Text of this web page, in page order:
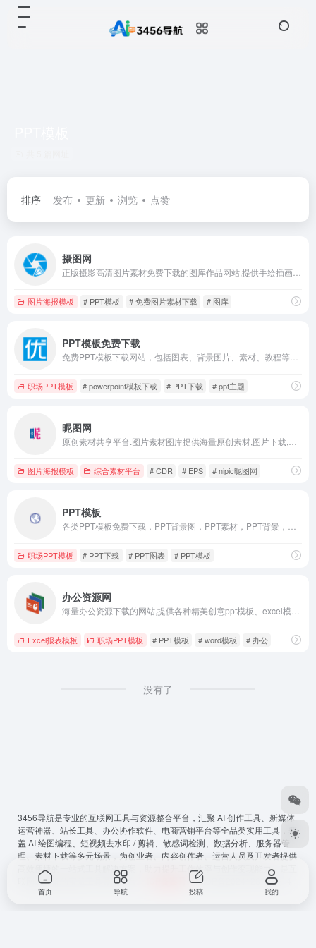
排序 发布 更新 浏览 点赞
摄图网
图片海报模板 # PPT模板 # 免费图片素材下载 # 图库
PPT模板免费下载
职场PPT模板 # powerpoint模板下载 # PPT下载 # ppt主题
昵图网
图片海报模板 综合素材平台 # CDR # EPS # nipic昵图网
PPT模板
职场PPT模板 # PPT下载 # PPT图表 # PPT模板
办公资源网
Excel报表模板 职场PPT模板 # PPT模板 # word模板 # 办公
没有了
3456导航是专业的互联网工具与资源整合平台，汇聚 AI 创作工具、新媒体
运营神器、站长工具、办公协作软件、电商营销平台等全品类实用工具，覆
盖 AI 绘图编程、短视频去水印 / 剪辑、敏感词检测、数据分析、服务器管
理、素材下载等多元场景，为创业者、内容创作者、运营人员及开发者提供
高效便捷的一站式工具解决方案，助力提升工作效率与创作变现能力，是互
联网从必备的宝藏工具导航平台。
：鲁ICP备2024128794号-4
首页 导航 投稿 我的